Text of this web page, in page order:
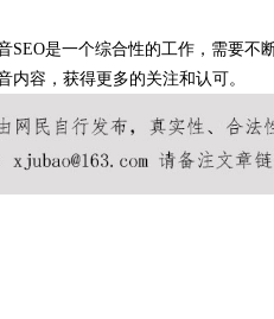
SEO是一个综合性的工作，需要
内容，获得更多的关注和认可。